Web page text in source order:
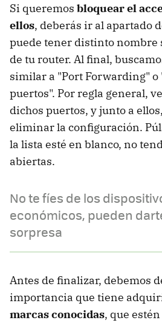
Si queremos bloquear el
ellos, deberás ir al apartado
puede tener distinto nombre
de tu router. Al final,
similar a "Port Forwarding" o
puertos". Por regla general,
dichos puertos, y junto a
eliminar la configuración.
la lista esté en blanco, no
abiertas.
No te fíes de los
económicos, pueden
sorpresa
Antes de finalizar, debemos
importancia que tiene
marcas conocidas, que